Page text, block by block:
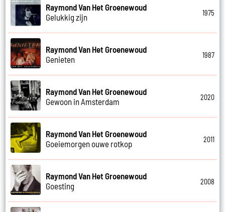
Raymond Van Het Groenewoud
Gelukkig zijn
1975
Raymond Van Het Groenewoud
Genieten
1987
Raymond Van Het Groenewoud
Gewoon in Amsterdam
2020
Raymond Van Het Groenewoud
Goeiemorgen ouwe rotkop
2011
Raymond Van Het Groenewoud
Goesting
2008